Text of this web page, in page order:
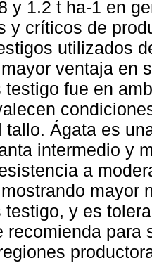
y 1.2 t ha-1 en
y críticos de
utilizados
ventaja en
testigo fue en
tallo. Ágata es
intermedio y
a
mayor
testigo, y es
recomienda para